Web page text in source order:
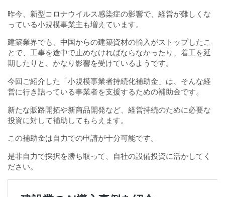
昨今、新型コロナウイルス感染症の影響で、経営が難しくな
っている小規模事業主も増えています。
建築業界でも、中国からの建築資材の輸入がストップしたこ
とで、工事を途中で止めなければならなかったり、着工を延
期したりと、かなり影響を受けているようです。
今回ご紹介した「小規模事業者持続化補助金」は、そんな経
営に行き詰っている事業者を支援するための補助金です。
新たな販路開拓や新商品開発など、経営持続のために必要な
投資に対して補助してもらえます。
この補助金は自力での申請が十分可能です。
是非自力で採択を勝ち取って、自社の設備投資に活かしてく
ださい。